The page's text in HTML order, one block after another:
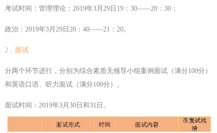
考试时间：管理理论：2019年3月29日19：30——20：30；
政治：2019年3月29日20：40——21：20。
2．面试
分两个环节进行，分别为综合素质无领导小组案例面试（满分100分）
和英语口语、听力面试（满分100分）。
面试时间：2019年3月30日和31日。